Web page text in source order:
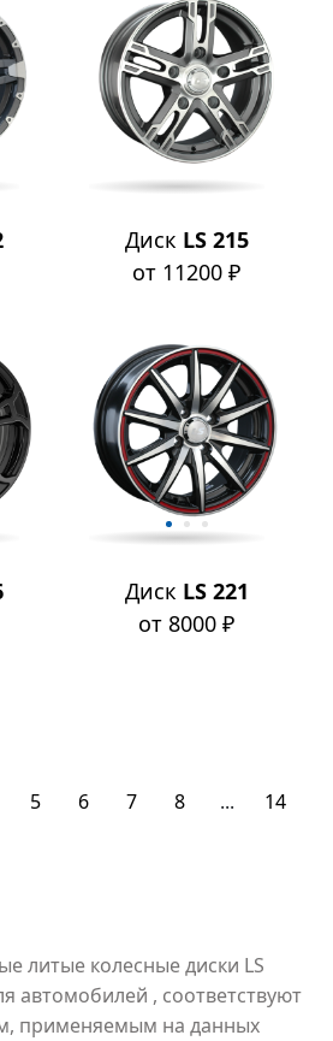
Диск LS 215
от 11200 ₽
Диск LS 221
от 8000 ₽
5 6 7 8 ...
14
литые колесные диски LS
автомобилей , соответствуют
применяемым на данных